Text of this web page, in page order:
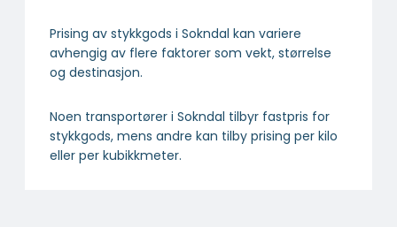
Prising av stykkgods i Sokndal kan variere
avhengig av flere faktorer som vekt, størrelse
og destinasjon.
Noen transportører i Sokndal tilbyr fastpris for
stykkgods, mens andre kan tilby prising per kilo
eller per kubikkmeter.